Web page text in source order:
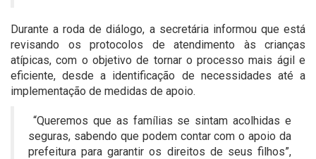
Durante a roda de diálogo, a secretária informou que está
revisando os protocolos de atendimento às crianças
atípicas, com o objetivo de tornar o processo mais ágil e
eficiente, desde a identificação de necessidades até a
implementação de medidas de apoio.
“Queremos que as famílias se sintam acolhidas e
seguras, sabendo que podem contar com o apoio da
prefeitura para garantir os direitos de seus filhos”,